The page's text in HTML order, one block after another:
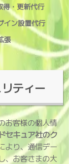
得・更新代行
イン設置代行
張
ティー
お客様の個人情
セキュア社のク
より、通信デー
、お客さまの大